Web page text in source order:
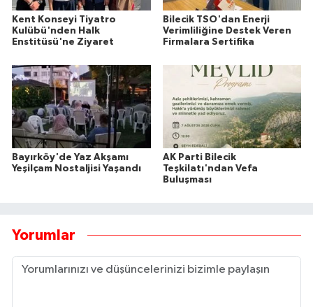
Kent Konseyi Tiyatro
Kulübü'nden Halk
Enstitüsü'ne Ziyaret
Bilecik TSO'dan Enerji
Verimliliğine Destek Veren
Firmalara Sertifika
Bayırköy'de Yaz Akşamı
Yeşilçam Nostaljisi Yaşandı
AK Parti Bilecik
Teşkilatı'ndan Vefa
Buluşması
Yorumlar